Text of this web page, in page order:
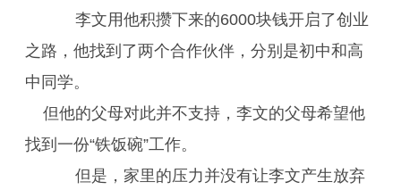
李文用他积攒下来的6000块钱开启了创业
之路，他找到了两个合作伙伴，分别是初中和高
中同学。
但他的父母对此并不支持，李文的父母希望他
找到一份“铁饭碗”工作。
但是，家里的压力并没有让李文产生放弃